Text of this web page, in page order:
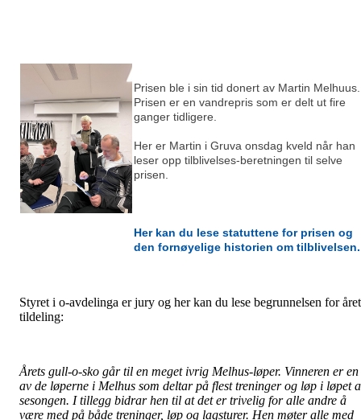
Prisen ble i sin tid donert av Martin Melhuus.
Prisen er en vandrepris som er delt ut fire
ganger tidligere.
Her er Martin i Gruva onsdag kveld når han
leser opp tilblivelses-beretningen til selve
prisen.
Her kan du lese statuttene for prisen og
den fornøyelige historien om tilblivelsen.
Styret i o-avdelinga er jury og her kan du lese begrunnelsen for
tildeling:
Årets gull-o-sko går til en meget ivrig Melhus-løper. Vinneren er en
av de løperne i Melhus som deltar på flest treninger og løp i løpet
sesongen. I tillegg bidrar hen til at det er trivelig for alle andre å
være med på både treninger, løp og lagsturer. Hen møter alle med